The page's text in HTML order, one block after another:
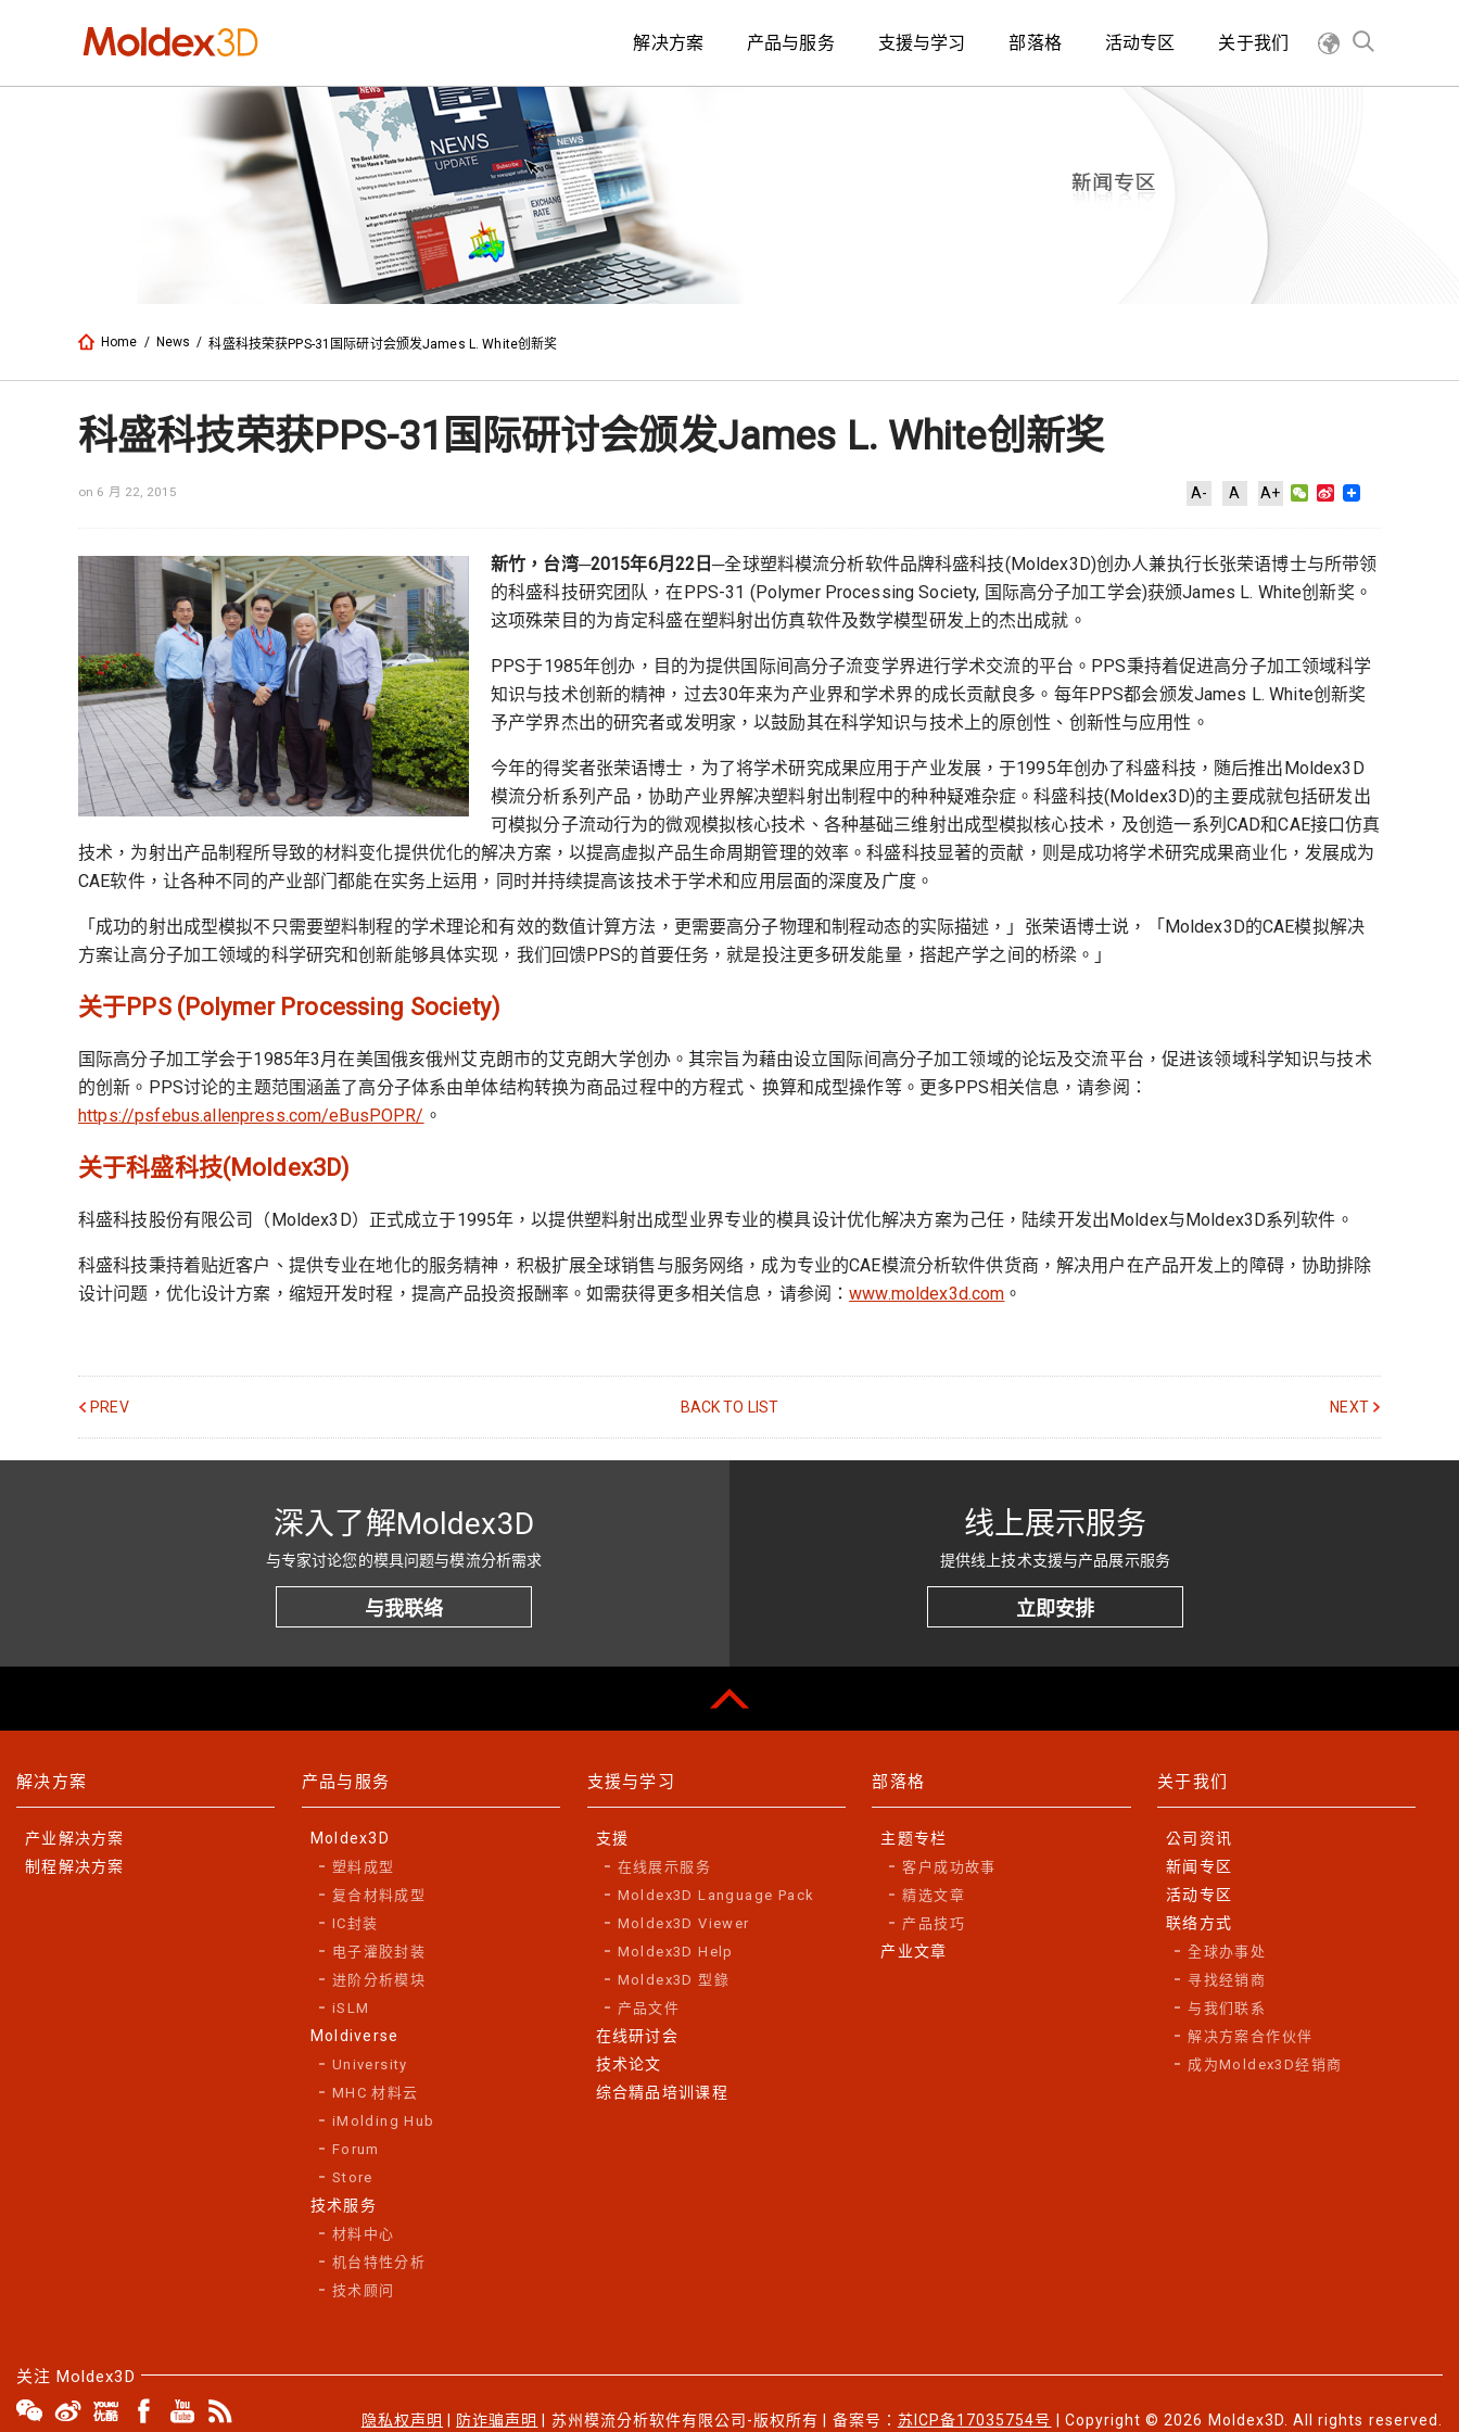
解决方案 产品与服务 支援与学习 部落格 活动专区 关于我们
Home / News / 科盛科技荣获PPS-31国际研讨会颁发James L. White创新奖
科盛科技荣获PPS-31国际研讨会颁发James L. White创新奖
on 6 月 22, 2015 A- A A+ WeChat
Sina
新竹，台湾─2015年6月22日─全球塑料模流分析软件品牌科盛科技(Moldex3D)创办人兼执行长张荣语博士与所带领
的科盛科技研究团队，在PPS-31 (Polymer Processing Society, 国际高分子加工学会)获颁James L. White创新奖。
这项殊荣目的为肯定科盛在塑料射出仿真软件及数学模型研发上的杰出成就。
PPS于1985年创办，目的为提供国际间高分子流变学界进行学术交流的平台。PPS秉持着促进高分子加工领域科学
知识与技术创新的精神，过去30年来为产业界和学术界的成长贡献良多。每年PPS都会颁发James L. White创新奖
予产学界杰出的研究者或发明家，以鼓励其在科学知识与技术上的原创性、创新性与应用性。
今年的得奖者张荣语博士，为了将学术研究成果应用于产业发展，于1995年创办了科盛科技，随后推出Moldex3D
模流分析系列产品，协助产业界解决塑料射出制程中的种种疑难杂症。科盛科技(Moldex3D)的主要成就包括研发出
可模拟分子流动行为的微观模拟核心技术、各种基础三维射出成型模拟核心技术，及创造一系列CAD和CAE接口仿真
技术，为射出产品制程所导致的材料变化提供优化的解决方案，以提高虚拟产品生命周期管理的效率。科盛科技显著的贡献，则是成功将学术研究成果商业化，发展成为
CAE软件，让各种不同的产业部门都能在实务上运用，同时并持续提高该技术于学术和应用层面的深度及广度。
「成功的射出成型模拟不只需要塑料制程的学术理论和有效的数值计算方法，更需要高分子物理和制程动态的实际描述，」张荣语博士说，「Moldex3D的CAE模拟解决
方案让高分子加工领域的科学研究和创新能够具体实现，我们回馈PPS的首要任务，就是投注更多研发能量，搭起产学之间的桥梁。」
关于PPS (Polymer Processing Society)
国际高分子加工学会于1985年3月在美国俄亥俄州艾克朗市的艾克朗大学创办。其宗旨为藉由设立国际间高分子加工领域的论坛及交流平台，促进该领域科学知识与技术
的创新。PPS讨论的主题范围涵盖了高分子体系由单体结构转换为商品过程中的方程式、换算和成型操作等。更多PPS相关信息，请参阅：
https://psfebus.allenpress.com/eBusPOPR/ 。
关于科盛科技(Moldex3D)
科盛科技股份有限公司（Moldex3D）正式成立于1995年，以提供塑料射出成型业界专业的模具设计优化解决方案为己任，陆续开发出Moldex与Moldex3D系列软件。
科盛科技秉持着贴近客户、提供专业在地化的服务精神，积极扩展全球销售与服务网络，成为专业的CAE模流分析软件供货商，解决用户在产品开发上的障碍，协助排除
设计问题，优化设计方案，缩短开发时程，提高产品投资报酬率。如需获得更多相关信息，请参阅：www.moldex3d.com 。
PREV BACK TO LIST NEXT
深入了解Moldex3D
与专家讨论您的模具问题与模流分析需求
与我联络
线上展示服务
提供线上技术支援与产品展示服务
立即安排
解决方案
产业解决方案
制程解决方案
产品与服务
Moldex3D
塑料成型
复合材料成型
IC封装
电子灌胶封装
进阶分析模块
iSLM
Moldiverse
University
MHC 材料云
iMolding Hub
Forum
Store
技术服务
材料中心
机台特性分析
技术顾问
支援与学习
支援
在线展示服务
Moldex3D Language Pack
Moldex3D Viewer
Moldex3D Help
Moldex3D 型錄
产品文件
在线研讨会
技术论文
综合精品培训课程
部落格
主题专栏
客户成功故事
精选文章
产品技巧
产业文章
关于我们
公司资讯
新闻专区
活动专区
联络方式
全球办事处
寻找经销商
与我们联系
解决方案合作伙伴
成为Moldex3D经销商
关注 Moldex3D
隐私权声明 防诈骗声明 | 苏州模流分析软件有限公司-版权所有 | 备案号： 苏ICP备17035754号 | Copyright © 2026 Moldex3D. All rights reserved.